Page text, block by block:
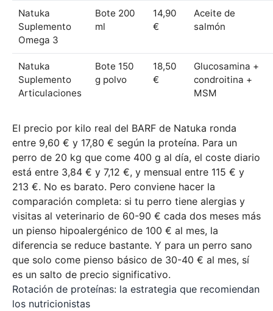
Natuka
Suplemento
Omega 3
Bote 200
ml
14,90
€
Aceite de
salmón
Natuka
Suplemento
Articulaciones
Bote 150
g polvo
18,50
€
Glucosamina +
condroitina +
MSM
El precio por kilo real del BARF de Natuka ronda
entre 9,60 € y 17,80 € según la proteína. Para un
perro de 20 kg que come 400 g al día, el coste diario
está entre 3,84 € y 7,12 €, y mensual entre 115 € y
213 €. No es barato. Pero conviene hacer la
comparación completa: si tu perro tiene alergias y
visitas al veterinario de 60-90 € cada dos meses más
un pienso hipoalergénico de 100 € al mes, la
diferencia se reduce bastante. Y para un perro sano
que solo come pienso básico de 30-40 € al mes, sí
es un salto de precio significativo.
Rotación de proteínas: la estrategia que recomiendan
los nutricionistas